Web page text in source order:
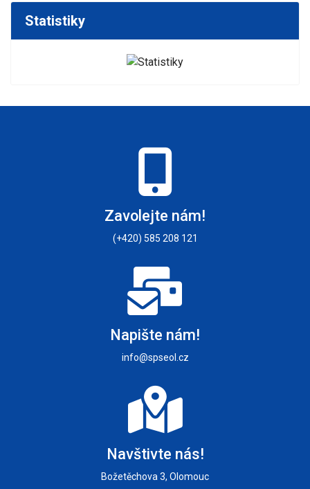
Statistiky
Zavolejte nám!
(+420) 585 208 121
Napište nám!
info@spseol.cz
Navštivte nás!
Božetěchova 3, Olomouc